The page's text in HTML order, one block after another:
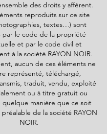
des droits y afférent.
reproduits sur ce site
textes…) sont
par le code de la propriété
et par le code civil et
à la société RAYON NOIR.
aucun de ces éléments ne
représenté, téléchargé,
traduit, vendu, exploité
ou à titre gratuit ou
quelque manière que ce soit
préalable de la société RAYON
NOIR.